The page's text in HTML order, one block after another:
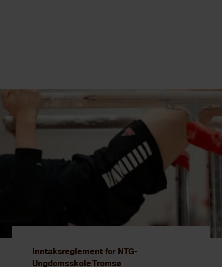
Inntaksreglement for NTG-
Ungdomsskole Tromsø